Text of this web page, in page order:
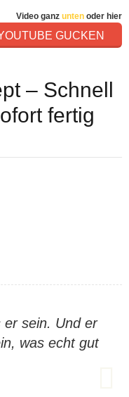
Video ganz unten oder hier
GUCKEN
– Schnell
fertig
er sein. Und er
was echt gut